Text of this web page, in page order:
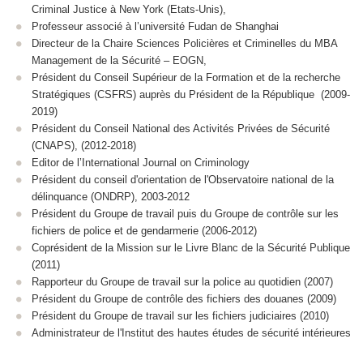
Criminal Justice à New York (Etats-Unis),
Professeur associé à l’université Fudan de Shanghai
Directeur de la Chaire Sciences Policières et Criminelles du MBA
Management de la Sécurité – EOGN,
Président du Conseil Supérieur de la Formation et de la recherche
Stratégiques (CSFRS) auprès du Président de la République (2009-
2019)
Président du Conseil National des Activités Privées de Sécurité
(CNAPS), (2012-2018)
Editor de l’International Journal on Criminology
Président du conseil d'orientation de l'Observatoire national de la
délinquance (ONDRP), 2003-2012
Président du Groupe de travail puis du Groupe de contrôle sur les
fichiers de police et de gendarmerie (2006-2012)
Coprésident de la Mission sur le Livre Blanc de la Sécurité Publique
(2011)
Rapporteur du Groupe de travail sur la police au quotidien (2007)
Président du Groupe de contrôle des fichiers des douanes (2009)
Président du Groupe de travail sur les fichiers judiciaires (2010)
Administrateur de l'Institut des hautes études de sécurité intérieures